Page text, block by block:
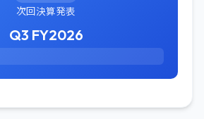
次回決算発表
Q3 FY2026